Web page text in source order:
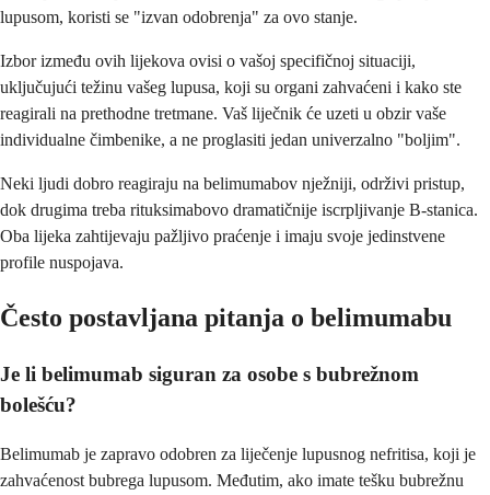
lupusom, koristi se "izvan odobrenja" za ovo stanje.
Izbor između ovih lijekova ovisi o vašoj specifičnoj situaciji,
uključujući težinu vašeg lupusa, koji su organi zahvaćeni i kako ste
reagirali na prethodne tretmane. Vaš liječnik će uzeti u obzir vaše
individualne čimbenike, a ne proglasiti jedan univerzalno "boljim".
Neki ljudi dobro reagiraju na belimumabov nježniji, održivi pristup,
dok drugima treba rituksimabovo dramatičnije iscrpljivanje B-stanica.
Oba lijeka zahtijevaju pažljivo praćenje i imaju svoje jedinstvene
profile nuspojava.
Često postavljana pitanja o belimumabu
Je li belimumab siguran za osobe s bubrežnom
bolešću?
Belimumab je zapravo odobren za liječenje lupusnog nefritisa, koji je
zahvaćenost bubrega lupusom. Međutim, ako imate tešku bubrežnu